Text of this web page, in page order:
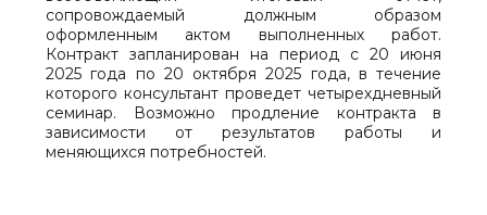
сопровождаемый должным образом
оформленным актом выполненных работ.
Контракт запланирован на период с 20 июня
2025 года по 20 октября 2025 года, в течение
которого консультант проведет четырехдневный
семинар. Возможно продление контракта в
зависимости от результатов работы и
меняющихся потребностей.